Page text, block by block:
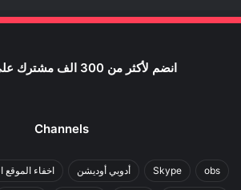
انضم لأكثر من 300 الف مشترك علي اليوتيوب
Channels
obs
Skype أدوبي أوديشن اخفاء الموقع